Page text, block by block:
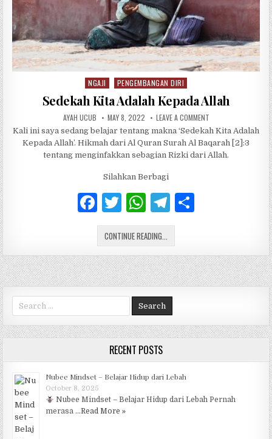
Posted in
NGAJI PENGEMBANGAN DIRI
Sedekah Kita Adalah Kepada Allah
AUTHOR:
AYAH UCUB PUBLISHED DATE:
MAY 8, 2022 LEAVE A COMMENTON SEDEKAH KITA
Kali ini saya sedang belajar tentang makna ‘Sedekah Kita Adalah
Kepada Allah’. Hikmah dari Al Quran Surah Al Baqarah [2]:3
tentang menginfakkan sebagian Rizki dari Allah.
Silahkan Berbagi
F
a
c
e
b
o
o
k
T
w
it
te
r
W
h
at
s
A
p
p
T
el
e
g
ra
m
e
CONTINUE READING... SEDEKAH KITA ADALAH KEPADA
Search for:
RECENT POSTS
Nubee Mindset – Belajar Hidup dari Lebah
October 8, 2025
Nubee Mindset – Belajar Hidup dari Lebah Pernah
merasa …Read More »